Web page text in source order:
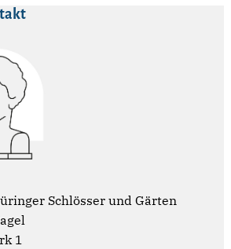
Schlösser und Gärten
1